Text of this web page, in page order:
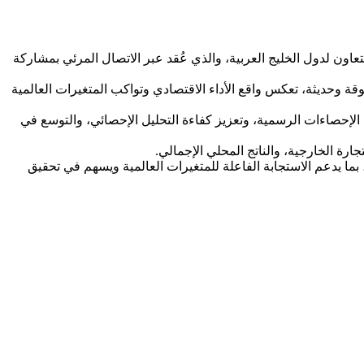
لدول الخليج العربية، والذي عُقد عبر الاتصال المرئي بمشاركة
تعكس واقع الأداء الاقتصادي وتواكب المتغيرات العالمية
الرسمية، وتعزيز كفاءة التحليل الإحصائي، والتوسع في
الخارجية، والناتج المحلي الإجمالي.
بما يدعم الاستجابة الفاعلة للمتغيرات العالمية ويسهم في تحقيق